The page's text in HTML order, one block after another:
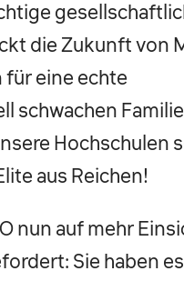
die Zukunft von
für eine echte
schwachen
Hochschulen
aus Reichen!
nun auf mehr
Sie haben es